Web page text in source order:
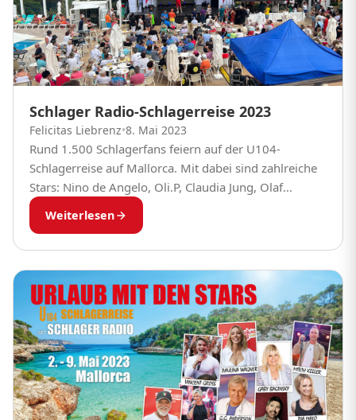
Schlager Radio-Schlagerreise 2023
Felicitas Liebrenz•8. Mai 2023
Rund 1.500 Schlagerfans feiern auf der U104-
Schlagerreise auf Mallorca. Mit dabei sind zahlreiche
Stars: Nino de Angelo, Oli.P, Claudia Jung, Olaf
Henning, Gaby Baginsky und viele mehr. Das
Schlager-Duo Vamos...
Weiterlesen